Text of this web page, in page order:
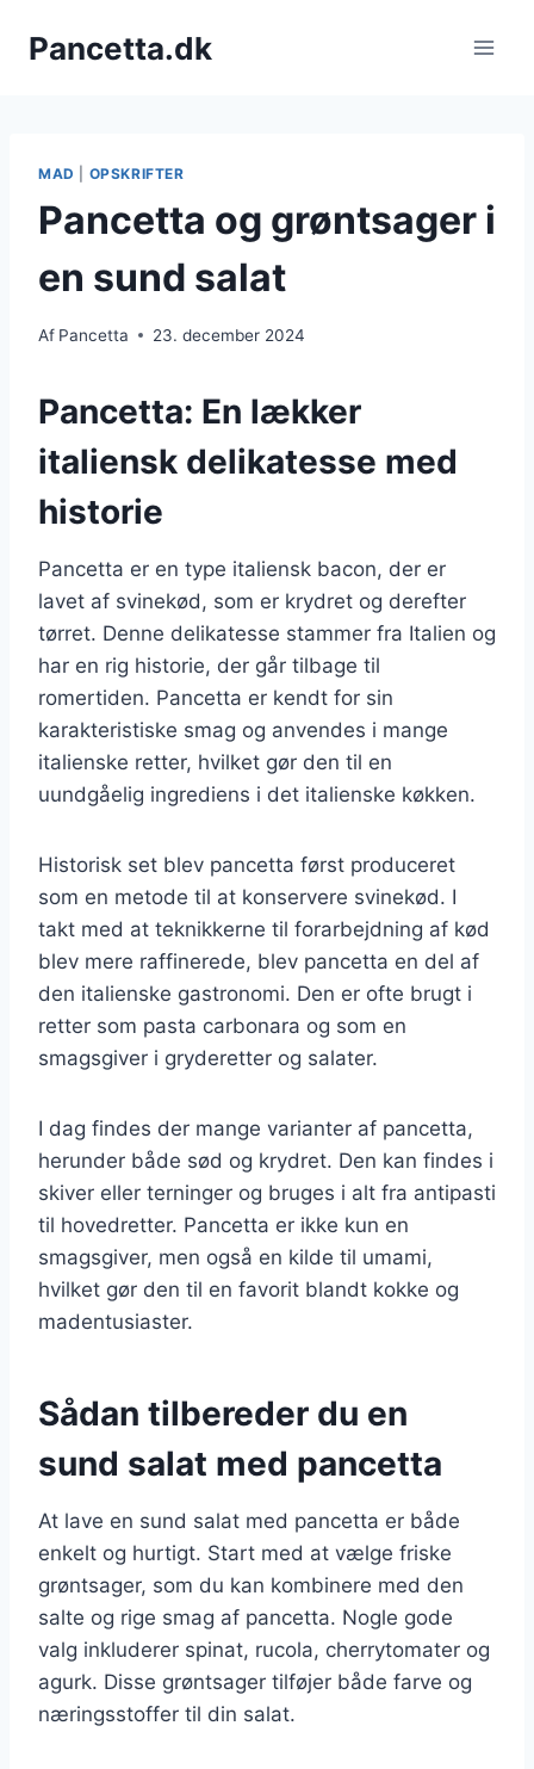
Pancetta.dk
MAD OPSKRIFTER
Pancetta og grøntsager i
en sund salat
Af Pancetta 23. december 2024
Pancetta: En lækker
italiensk delikatesse med
historie
Pancetta er en type italiensk bacon, der er
lavet af svinekød, som er krydret og derefter
tørret. Denne delikatesse stammer fra Italien og
har en rig historie, der går tilbage til
romertiden. Pancetta er kendt for sin
karakteristiske smag og anvendes i mange
italienske retter, hvilket gør den til en
uundgåelig ingrediens i det italienske køkken.
Historisk set blev pancetta først produceret
som en metode til at konservere svinekød. I
takt med at teknikkerne til forarbejdning af kød
blev mere raffinerede, blev pancetta en del af
den italienske gastronomi. Den er ofte brugt i
retter som pasta carbonara og som en
smagsgiver i gryderetter og salater.
I dag findes der mange varianter af pancetta,
herunder både sød og krydret. Den kan findes i
skiver eller terninger og bruges i alt fra antipasti
til hovedretter. Pancetta er ikke kun en
smagsgiver, men også en kilde til umami,
hvilket gør den til en favorit blandt kokke og
madentusiaster.
Sådan tilbereder du en
sund salat med pancetta
At lave en sund salat med pancetta er både
enkelt og hurtigt. Start med at vælge friske
grøntsager, som du kan kombinere med den
salte og rige smag af pancetta. Nogle gode
valg inkluderer spinat, rucola, cherrytomater og
agurk. Disse grøntsager tilføjer både farve og
næringsstoffer til din salat.